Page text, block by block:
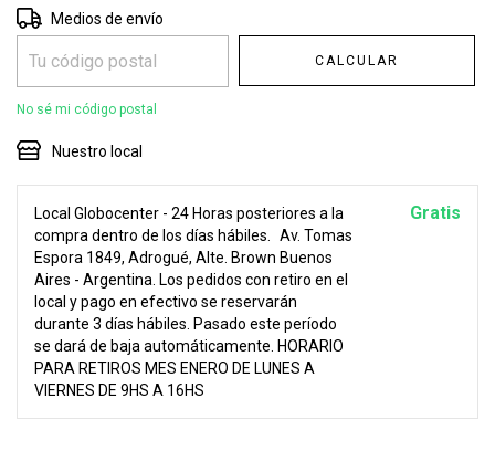
Entregas para el CP:
Medios de envío
CALCULAR
No sé mi código postal
Nuestro local
Local Globocenter - 24 Horas posteriores a la
compra dentro de los días hábiles.
Av. Tomas
Espora 1849, Adrogué, Alte. Brown Buenos
Aires - Argentina. Los pedidos con retiro en el
local y pago en efectivo se reservarán
durante 3 días hábiles. Pasado este período
se dará de baja automáticamente. HORARIO
PARA RETIROS MES ENERO DE LUNES A
VIERNES DE 9HS A 16HS
Gratis